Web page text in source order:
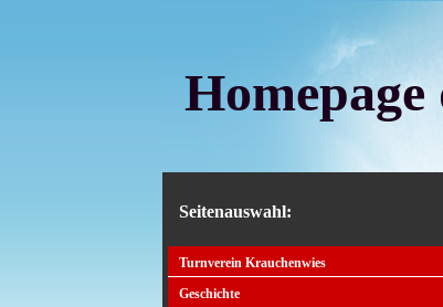
Seitenauswahl:
Turnverein Krauchenwies
Geschichte